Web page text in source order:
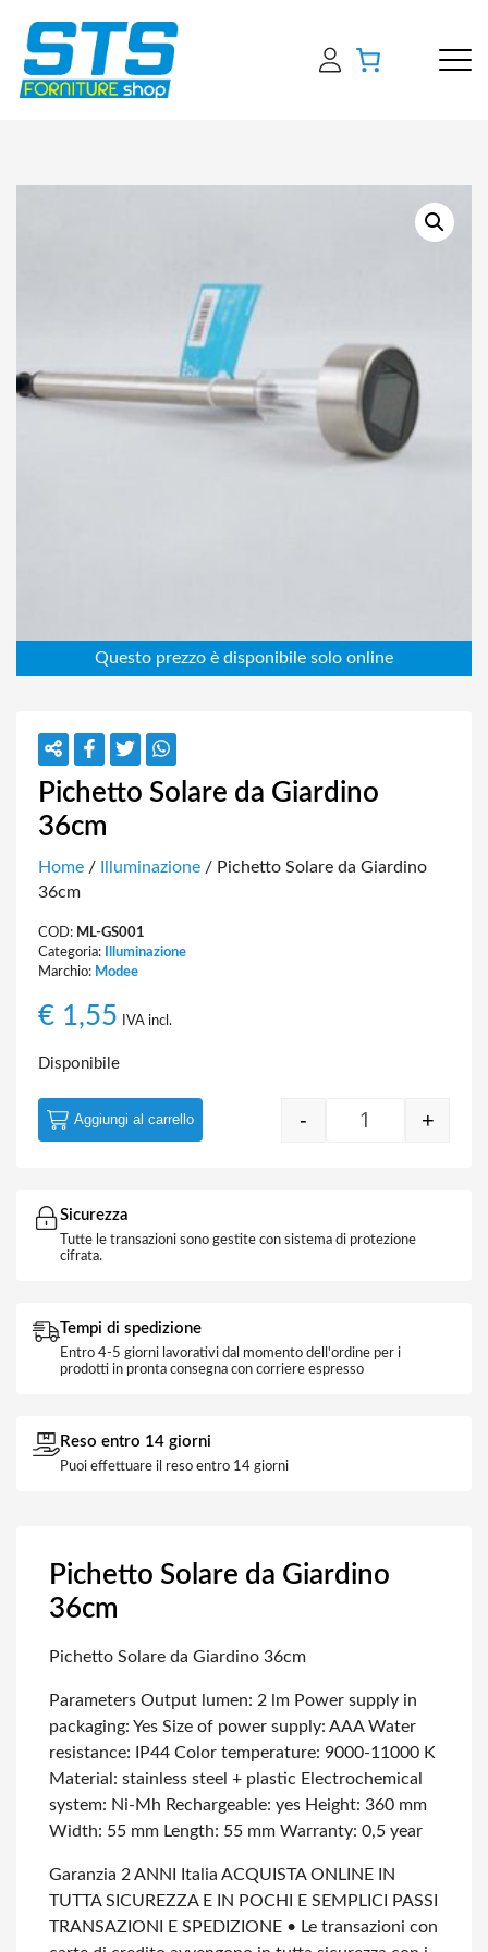
Pichetto Solare da Giardino
36cm
Home / Illuminazione / Pichetto Solare da Giardino
36cm
COD: ML-GS001
Categoria:
Illuminazione
Marchio: Modee
€ 1,55 IVA incl.
Disponibile
Pichetto Solare
- +
Aggiungi al carrello
Sicurezza
Tutte le transazioni sono gestite con sistema di protezione
cifrata.
Tempi di spedizione
Entro 4-5 giorni lavorativi dal momento dell'ordine per i
prodotti in pronta consegna con corriere espresso
Reso entro 14 giorni
Puoi effettuare il reso entro 14 giorni
Pichetto Solare da Giardino
36cm
Pichetto Solare da Giardino 36cm
Parameters Output lumen: 2 lm Power supply in
packaging: Yes Size of power supply: AAAWater
resistance: IP44 Color temperature: 9000-11000 K
Material: stainless steel + plastic Electrochemical
system: Ni-Mh Rechargeable: yes Height: 360 mm
Width: 55 mm Length: 55 mm Warranty: 0,5 year
Garanzia 2 ANNI Italia ACQUISTA ONLINE IN
TUTTA SICUREZZA E IN POCHI E SEMPLICI PASSI
TRANSAZIONI E SPEDIZIONE • Le transazioni con